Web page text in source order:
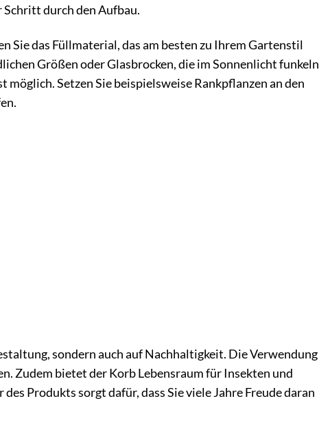
durch den Aufbau.
das Füllmaterial, das am besten zu Ihrem Gartenstil
Größen oder Glasbrocken, die im Sonnenlicht funkeln
Setzen Sie beispielsweise Rankpflanzen an den
sondern auch auf Nachhaltigkeit. Die Verwendung
Zudem bietet der Korb Lebensraum für Insekten und
Produkts sorgt dafür, dass Sie viele Jahre Freude daran